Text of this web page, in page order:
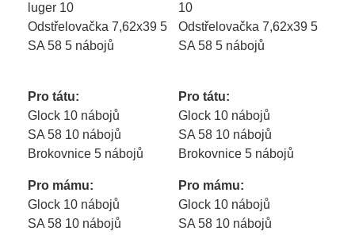
luger 10
Odstřelovačka 7,62x39 5
SA 58 5 nábojů
Pro tátu:
Glock 10 nábojů
SA 58 10 nábojů
Brokovnice 5 nábojů
Pro mámu:
Glock 10 nábojů
SA 58 10 nábojů
10
Odstřelovačka 7,62x39 5
SA 58 5 nábojů
Pro tátu:
Glock 10 nábojů
SA 58 10 nábojů
Brokovnice 5 nábojů
Pro mámu:
Glock 10 nábojů
SA 58 10 nábojů